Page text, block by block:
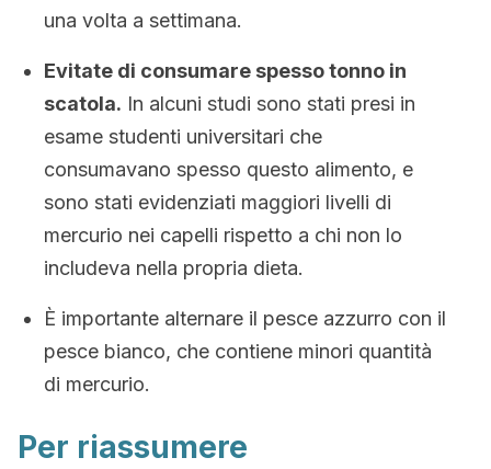
una volta a settimana.
Evitate di consumare spesso tonno in
scatola. In alcuni studi sono stati presi in
esame studenti universitari che
consumavano spesso questo alimento, e
sono stati evidenziati maggiori livelli di
mercurio nei capelli rispetto a chi non lo
includeva nella propria dieta.
È importante alternare il pesce azzurro con il
pesce bianco, che contiene minori quantità
di mercurio.
Per riassumere